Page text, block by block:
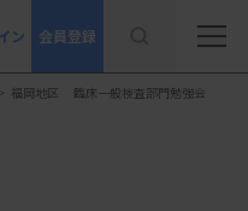
ン 会員登録
＞ 福岡地区 臨床一般検査部門勉強会